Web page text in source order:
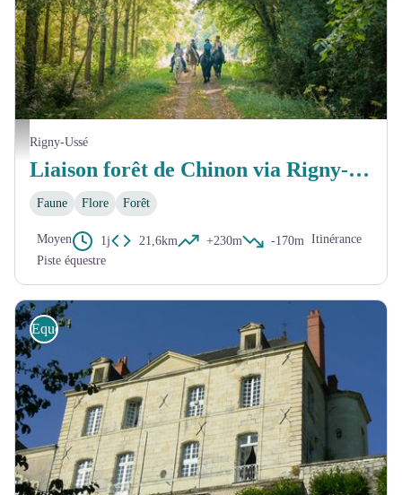
Cavaliers dans la forêt - JC Coutand
Rigny-Ussé
Liaison forêt de Chinon via Rigny-Ussé
Faune Flore Forêt
Moyen 1j 21,6km +230m -170m Itinérance
Piste équestre
Equestre